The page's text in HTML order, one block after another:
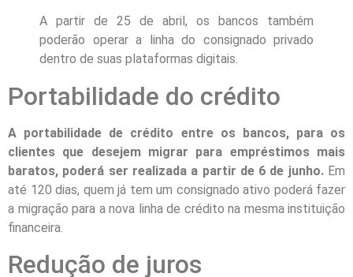
A partir de 25 de abril, os bancos também
poderão operar a linha do consignado privado
dentro de suas plataformas digitais.
Portabilidade do crédito
A portabilidade de crédito entre os bancos, para os
clientes que desejem migrar para empréstimos mais
baratos, poderá ser realizada a partir de 6 de junho.Em
até 120 dias, quem já tem um consignado ativo poderá fazer
a migração para a nova linha de crédito na mesma instituição
financeira.
Redução de juros